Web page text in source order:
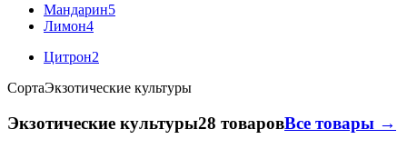
Мандарин5
Лимон4
Цитрон2
СортаЭкзотические культуры
Экзотические культуры28 товаровВсе товары →